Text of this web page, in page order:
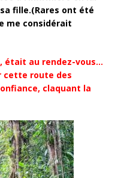
fille.(Rares ont été
me considérait
était au rendez-vous…
cette route des
claquant la